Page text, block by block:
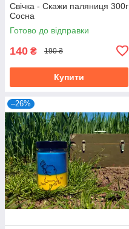
Свічка - Скажи паляниця 300г
Сосна
Готово до відправки
140 ₴ 190 ₴
Купити
–26%